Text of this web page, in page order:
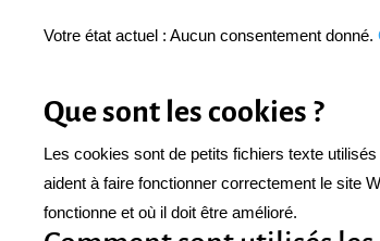
Votre état actuel : Aucun consentement donné.
Que sont les cookies ?
Les cookies sont de petits fichiers texte
aident à faire fonctionner correctement le site
fonctionne et où il doit être amélioré.